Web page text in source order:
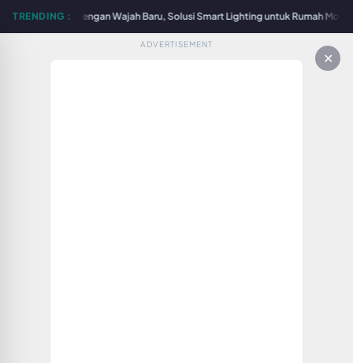
TRENDING :
Hadir dengan Wajah Baru, Solusi Smart Lighting untuk Rumah Modern
✕
ADVERTISEMENT